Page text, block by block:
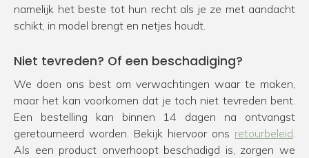
namelijk het beste tot hun recht als je ze met aandacht
schikt, in model brengt en netjes houdt.
Niet tevreden? Of een beschadiging?
We doen ons best om verwachtingen waar te maken,
maar het kan voorkomen dat je toch niet tevreden bent.
Een bestelling kan binnen 14 dagen na ontvangst
geretourneerd worden. Bekijk hiervoor ons retourbeleid
Als een product onverhoopt beschadigd is, zorgen we